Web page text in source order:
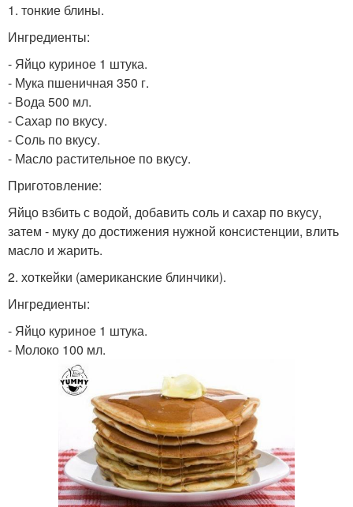
1. тонкие блины.
Ингредиенты:
- Яйцо куриное 1 штука.
- Мука пшеничная 350 г.
- Вода 500 мл.
- Сахар по вкусу.
- Соль по вкусу.
- Масло растительное по вкусу.
Приготовление:
Яйцо взбить с водой, добавить соль и сахар по вкусу,
затем - муку до достижения нужной консистенции, влить
масло и жарить.
2. хоткейки (американские блинчики).
Ингредиенты:
- Яйцо куриное 1 штука.
- Молоко 100 мл.